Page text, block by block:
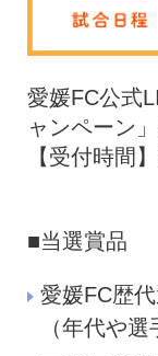
愛媛FC公式
ャンペーン
【受付時間
■当選賞品
愛媛FC歴
（年代や